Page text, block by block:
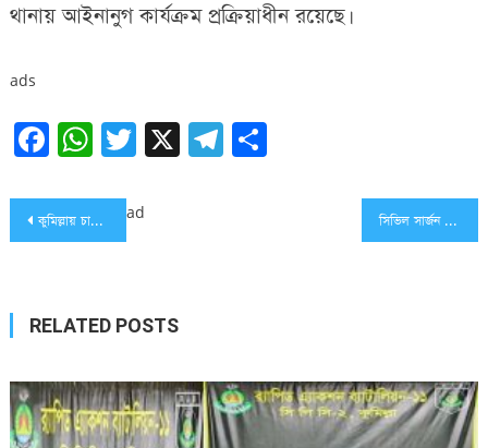
থানায় আইনানুগ কার্যক্রম প্রক্রিয়াধীন রয়েছে।
ads
Facebook
WhatsApp
Twitter
X Telegram
Share
Post
কুমিল্লায় চাঞ্চল্যকর অটোরিক্সা চালক আজিম হত্যার অসামী গ্রেফতার সিভিল সার্জন অফিসের স্টোর কিপার, হলফকারীকে গ্রেপ্তারের নির্দেশ
ad
RELATED POSTS